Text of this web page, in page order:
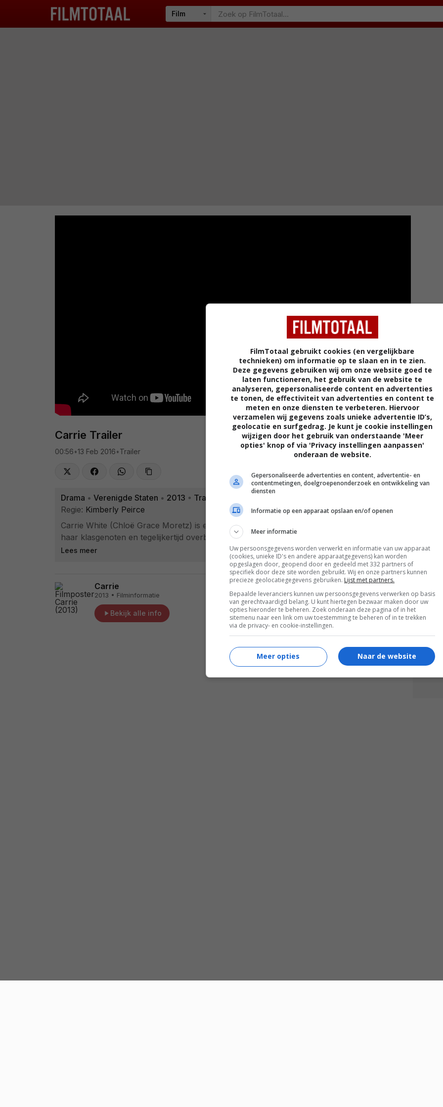
Carrie Trailer
00:56•13 Feb 2016•Trailer
Drama • Verenigde Staten • 2013 • Trailer
Regie: Kimberly Peirce
Carrie White (Chloë Grace Moretz) is een jong verlegen meisje dat getreiterd wordt door
haar klasgenoten en tegelijkertijd overbeschermd wordt door ha...
Lees meer
Carrie
2013 • Filminformatie
Bekijk alle info
Meer
FilmTotaal gebruikt cookies (en vergelijkbare
technieken) om informatie op te slaan en in te zien.
Deze gegevens gebruiken wij om onze website goed te
laten functioneren, het gebruik van de website te
analyseren, gepersonaliseerde content en advertenties
te tonen, de effectiviteit van advertenties en content te
meten en onze diensten te verbeteren. Hiervoor
verzamelen wij gegevens zoals unieke advertentie ID’s,
geolocatie en surfgedrag. Je kunt je cookie instellingen
wijzigen door het gebruik van onderstaande 'Meer
opties' knop of via 'Privacy instellingen aanpassen'
onderaan de website.
Gepersonaliseerde advertenties en content, advertentie- en
contentmetingen, doelgroepenonderzoek en ontwikkeling van
diensten
Informatie op een apparaat opslaan en/of openen
Meer informatie
Uw persoonsgegevens worden verwerkt en informatie van uw apparaat
(cookies, unieke ID's en andere apparaatgegevens) kan worden
opgeslagen door, geopend door en gedeeld met 332 partners of
specifiek door deze site worden gebruikt. Wij en onze partners kunnen
precieze geolocatiegegevens gebruiken. Lijst met partners.
Bepaalde leveranciers kunnen uw persoonsgegevens verwerken op basis
van gerechtvaardigd belang. U kunt hiertegen bezwaar maken door uw
opties hieronder te beheren. Zoek onderaan deze pagina of in het
sitemenu naar een link om uw toestemming te beheren of in te trekken
via de privacy- en cookie-instellingen.
Naar de website
Meer opties